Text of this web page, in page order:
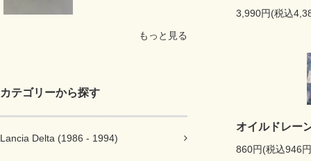
もっと見る
カテゴリーから探す
Lancia Delta (1986 - 1994)
3,990円(税込
オイルドレー
860円(税込946